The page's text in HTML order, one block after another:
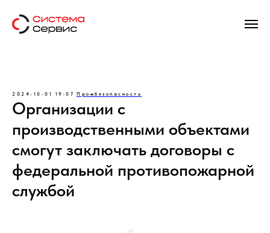
2024-10-01 19:07 Промбезопасность
Организации с
производственными объектами
смогут заключать договоры с
федеральной противопожарной
службой